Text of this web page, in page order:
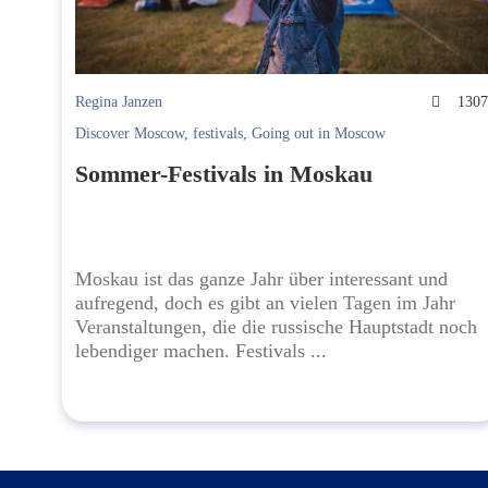
Regina Janzen
1307
Discover Moscow, festivals, Going out in Moscow
Sommer-Festivals in Moskau
Moskau ist das ganze Jahr über interessant und
aufregend, doch es gibt an vielen Tagen im Jahr
Veranstaltungen, die die russische Hauptstadt noch
lebendiger machen. Festivals ...